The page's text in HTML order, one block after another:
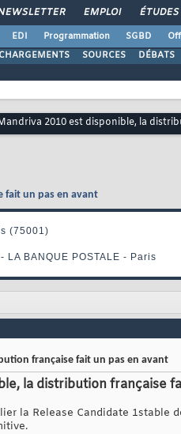
EMPLOI ÉTUDES
EDI Programmation SGBD
SOURCES DÉBATS
2010 est disponible, la
fait un pas en avant
française fait un pas en avant
la distribution française
la Release Candidate 1stable